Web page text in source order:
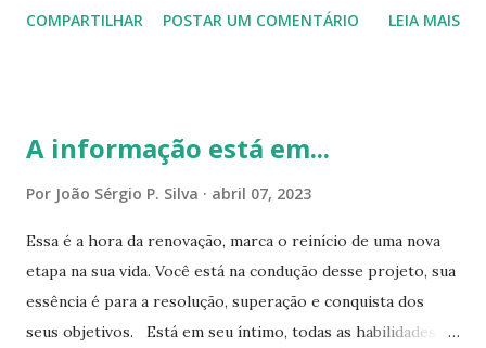
virtudes e qualidades, que te habilita a ultrapassar e...
trabalhando confiante em busca do ouro. Ele persevera e
circunstância. Isso te dá segurança, permitindo explorar e
autoconfiante. Use a criatividade e a serenidade em todos
os momentos. Você está na condução desta situação, tem o
livre árbitro para isso, além do poder de escolha e o
decisório. Cultive a paz interior, seja sensato, equilibrado,
COMPARTILHAR POSTAR UM COMENTÁRIO LEIA MAIS
A informação está em...
Por João Sérgio P. Silva abril 07, 2023
Essa é a hora da renovação, marca o reinício de uma nova
etapa na sua vida. Você está na condução desse projeto, sua
essência é para a resolução, superação e conquista dos
seus objetivos. Está em seu íntimo, todas as habilidades